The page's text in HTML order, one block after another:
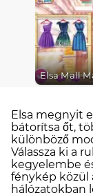
Elsa Mall
Elsa megnyit
bátorítsa őt,
különböző
Válassza ki a
kegyelembe
fénykép közül
hálózatokban